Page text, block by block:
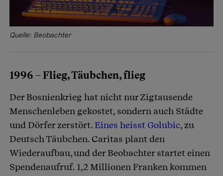
Quelle: Beobachter
1996 – Flieg, Täubchen, flieg
Der Bosnienkrieg hat nicht nur Zigtausende
Menschenleben gekostet, sondern auch Städte
und Dörfer zerstört.Eines heisst Golubic, zu
Deutsch Täubchen. Caritas plant den
Wiederaufbau, und der Beobachter startet einen
Spendenaufruf. 1,2 Millionen Franken kommen